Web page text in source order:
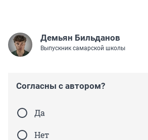
Демьян Бильданов
Выпускник самарской школы
Согласны с автором?
Да
Нет